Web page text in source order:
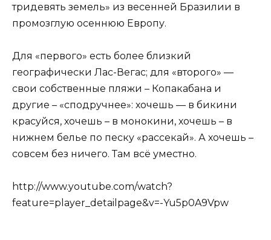
тридевять земель» из весенней Бразилии в
промозглую осеннюю Европу.
Для «первого» есть более близкий
географически Лас-Вегас; для «второго» —
свои собственные пляжи – Копакабана и
другие – «сподручнее»: хочешь — в бикини
красуйся, хочешь – в монокини, хочешь – в
нижнем белье по песку «рассекай». А хочешь –
совсем без ничего. Там всё уместно.
http://www.youtube.com/watch?
feature=player_detailpage&v=-Yu5p0A9Vpw